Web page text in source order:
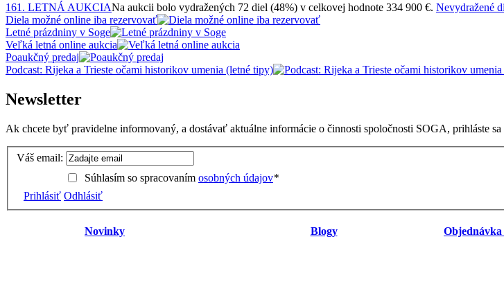
161. LETNÁ AUKCIANa aukcii bolo vydražených 72 diel (48%) v celkovej hodnote 334 900 €. Nevydražené
Diela možné online iba rezervovať
Letné prázdniny v Soge
Veľká letná online aukcia
Poaukčný predaj
Podcast: Rijeka a Trieste očami historikov umenia (letné tipy)
Newsletter
Ak chcete byť pravidelne informovaný, a dostávať aktuálne informácie o činnosti spoločnosti SOGA, prihláste
Váš email:
Súhlasím so spracovaním osobných údajov*
Prihlásiť Odhlásiť
Novinky Blogy